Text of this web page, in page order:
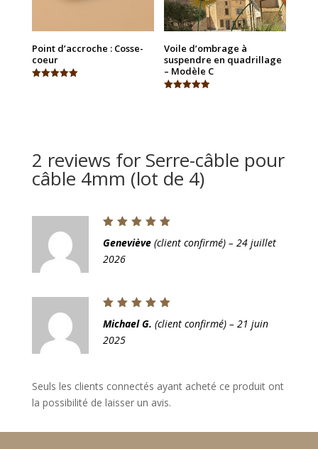
Point d’accroche : Cosse-
coeur
Voile d’ombrage à
suspendre en quadrillage
– Modèle C
2 reviews for Serre-câble pour
câble 4mm (lot de 4)
sur 5
Geneviève (client confirmé) – 24 juillet
2026
sur 5
Michael G. (client confirmé) – 21 juin
2025
Seuls les clients connectés ayant acheté ce produit ont
la possibilité de laisser un avis.